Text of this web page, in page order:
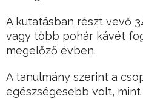
A kutatásban részt vevő
vagy több pohár kávét
megelőző évben.
A tanulmány szerint a
egészségesebb volt,